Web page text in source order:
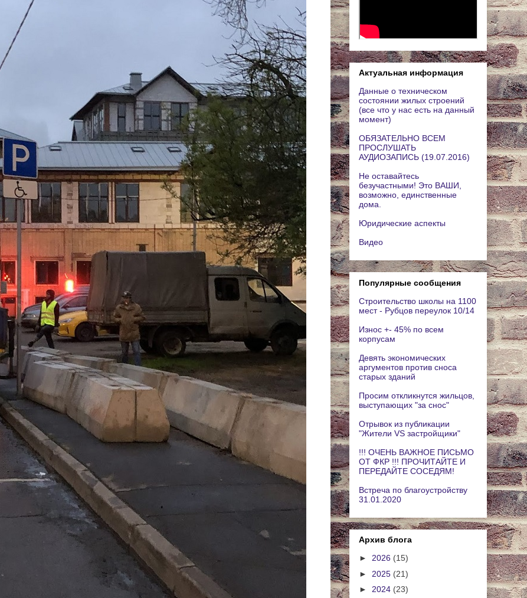
Актуальная информация
Данные о техническом
состоянии жилых строений
(все что у нас есть на данный
момент)
ОБЯЗАТЕЛЬНО ВСЕМ
ПРОСЛУШАТЬ
АУДИОЗАПИСЬ (19.07.2016)
Не оставайтесь
безучастными! Это ВАШИ,
возможно, единственные
дома.
Юридические аспекты
Видео
Популярные сообщения
Строительство школы на 1100
мест - Рубцов переулок 10/14
Износ +- 45% по всем
корпусам
Девять экономических
аргументов против сноса
старых зданий
Просим откликнутся жильцов,
выступающих "за снос"
Отрывок из публикации
"Жители VS застройщики"
!!! ОЧЕНЬ ВАЖНОЕ ПИСЬМО
ОТ ФКР !!! ПРОЧИТАЙТЕ И
ПЕРЕДАЙТЕ СОСЕДЯМ!
Встреча по благоустройству
31.01.2020
Архив блога
► 2026 (15)
► 2025 (21)
► 2024 (23)